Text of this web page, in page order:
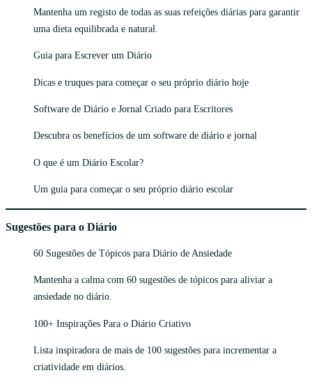
Mantenha um registo de todas as suas refeições diárias para garantir
uma dieta equilibrada e natural.
Guia para Escrever um Diário
Dicas e truques para começar o seu próprio diário hoje
Software de Diário e Jornal Criado para Escritores
Descubra os benefícios de um software de diário e jornal
O que é um Diário Escolar?
Um guia para começar o seu próprio diário escolar
Sugestões para o Diário
60 Sugestões de Tópicos para Diário de Ansiedade
Mantenha a calma com 60 sugestões de tópicos para aliviar a
ansiedade no diário.
100+ Inspirações Para o Diário Criativo
Lista inspiradora de mais de 100 sugestões para incrementar a
criatividade em diários.